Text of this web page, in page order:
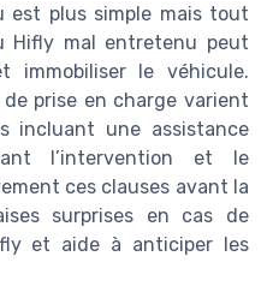
est plus simple mais tout
Hifly mal entretenu peut
immobiliser le véhicule.
prise en charge varient
incluant une assistance
l’intervention et le
ces clauses avant la
surprises en cas de
et aide à anticiper les